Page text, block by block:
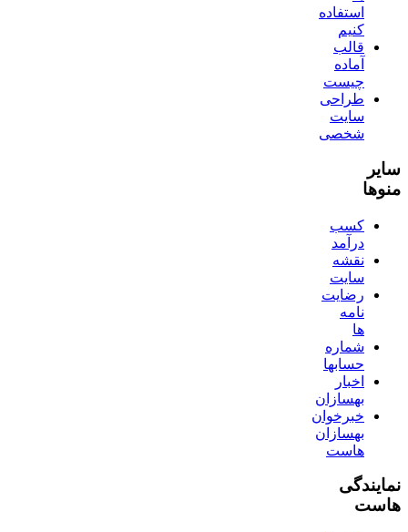
استفاده
کنیم
قالب
آماده
چیست
طراحی
سایت
شخصی
سایر
منوها
کسب
درآمد
نقشه
سایت
رضایت
نامه
ها
شماره
حسابها
اخبار
بهسازان
خبرخوان
بهسازان
هاست
نمایندگی
هاست